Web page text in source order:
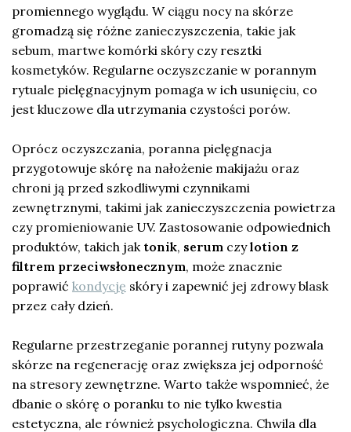
promiennego wyglądu. W ciągu nocy na skórze
gromadzą się różne zanieczyszczenia, takie jak
sebum, martwe komórki skóry czy resztki
kosmetyków. Regularne oczyszczanie w porannym
rytuale pielęgnacyjnym pomaga w ich usunięciu, co
jest kluczowe dla utrzymania czystości porów.
Oprócz oczyszczania, poranna pielęgnacja
przygotowuje skórę na nałożenie makijażu oraz
chroni ją przed szkodliwymi czynnikami
zewnętrznymi, takimi jak zanieczyszczenia powietrza
czy promieniowanie UV. Zastosowanie odpowiednich
produktów, takich jak tonik, serum czylotion z
filtrem przeciwsłonecznym, może znacznie
poprawić kondycję skóry i zapewnić jej zdrowy blask
przez cały dzień.
Regularne przestrzeganie porannej rutyny pozwala
skórze na regenerację oraz zwiększa jej odporność
na stresory zewnętrzne. Warto także wspomnieć, że
dbanie o skórę o poranku to nie tylko kwestia
estetyczna, ale również psychologiczna. Chwila dla